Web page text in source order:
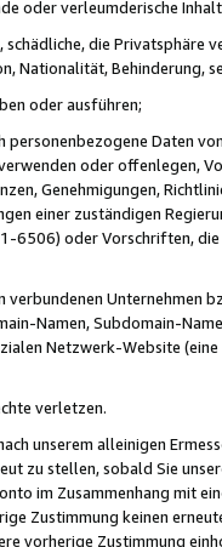
oder verleumderische
die Privatsphäre
Nationalität, Behinderung,
oder ausführen;
personenbezogene Daten
oder offenlegen,
Genehmigungen,
einer zuständigen
6506) oder Vorschriften,
verbundenen Unternehmen
Namen, Subdomain-
Netzwerk-Website
verletzen.
unserem alleinigen
zu stellen, sobald Sie
im Zusammenhang mit
Zustimmung keinen
vorherige Zustimmung